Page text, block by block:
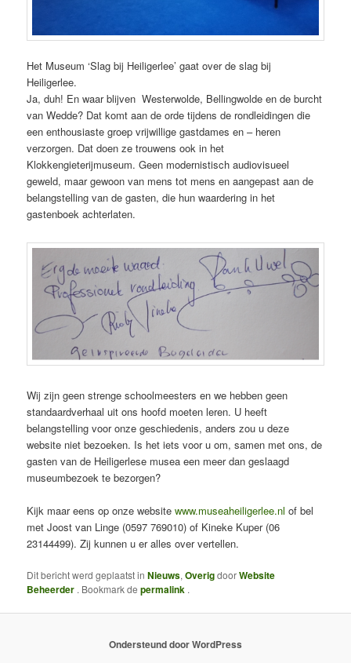
Het Museum ‘Slag bij Heiligerlee’ gaat over de slag bij
Heiligerlee.
Ja, duh! En waar blijven Westerwolde, Bellingwolde en de burcht
van Wedde? Dat komt aan de orde tijdens de rondleidingen die
een enthousiaste groep vrijwillige gast­dames en – heren
verzorgen. Dat doen ze trouwens ook in het
Klokkengieterijmuseum. Geen modernistisch audiovisueel
geweld, maar gewoon van mens tot mens en aangepast aan de
belangstelling van de gasten, die hun waardering in het
gastenboek achterlaten.
Wij zijn geen strenge schoolmeesters en we hebben geen
standaardverhaal uit ons hoofd moeten leren. U heeft
belangstelling voor onze geschiedenis, anders zou u deze
website niet bezoeken. Is het iets voor u om, samen met ons, de
gasten van de Heiligerlese musea een meer dan geslaagd
museumbezoek te bezorgen?
Kijk maar eens op onze websitewww.museaheiligerlee.nl of bel
met Joost van Linge (0597 769010) of Kineke Kuper (06
23144499). Zij kunnen u er alles over vertellen.
Dit bericht werd geplaatst inNieuws,OverigdoorWebsite
Beheerder . Bookmark depermalink .
Ondersteund door WordPress